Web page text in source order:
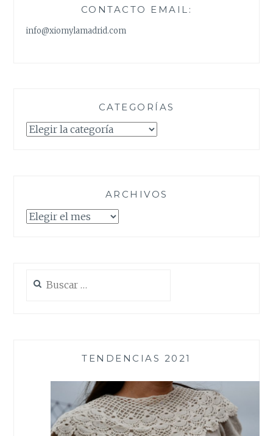
CONTACTO EMAIL:
info@xiomylamadrid.com
CATEGORÍAS
Categorías
ARCHIVOS
Archivos
TENDENCIAS 2021